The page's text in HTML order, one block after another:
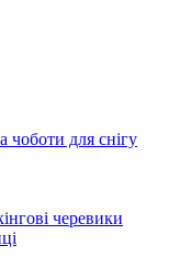
чоботи для снігу
черевики